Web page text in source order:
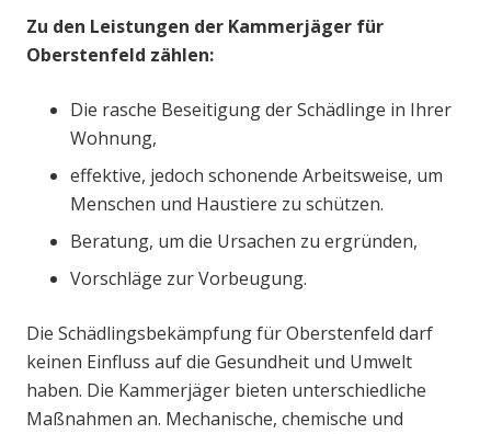
Zu den Leistungen der Kammerjäger für
Oberstenfeld zählen:
Die rasche Beseitigung der Schädlinge in Ihrer
Wohnung,
effektive, jedoch schonende Arbeitsweise, um
Menschen und Haustiere zu schützen.
Beratung, um die Ursachen zu ergründen,
Vorschläge zur Vorbeugung.
Die Schädlingsbekämpfung für Oberstenfeld darf
keinen Einfluss auf die Gesundheit und Umwelt
haben. Die Kammerjäger bieten unterschiedliche
Maßnahmen an. Mechanische, chemische und